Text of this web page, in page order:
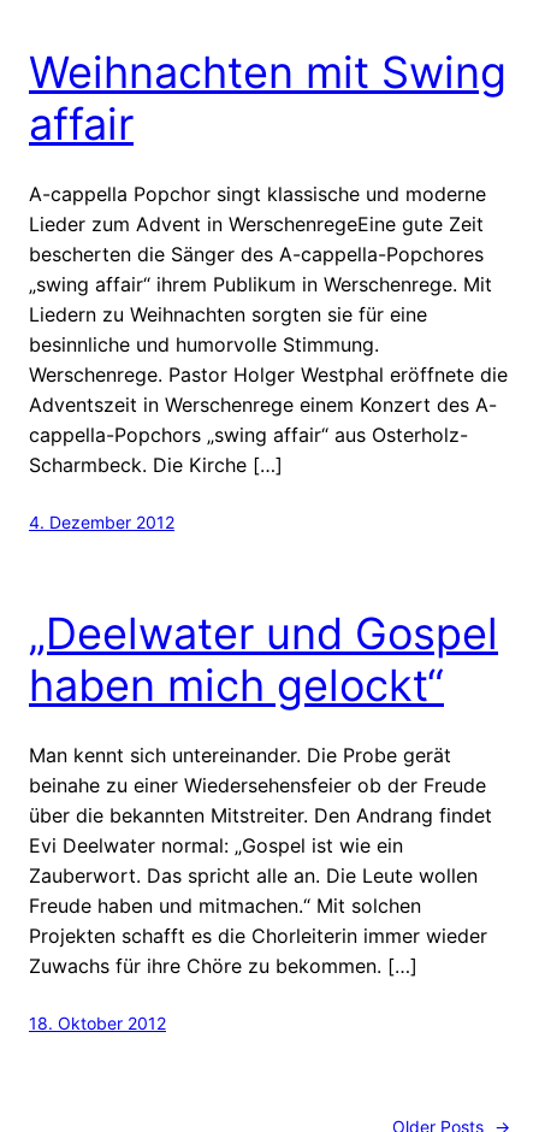
Weihnachten mit Swing
affair
A-cappella Popchor singt klassische und moderne
Lieder zum Advent in WerschenregeEine gute Zeit
bescherten die Sänger des A-cappella-Popchores
„swing affair“ ihrem Publikum in Werschenrege. Mit
Liedern zu Weihnachten sorgten sie für eine
besinnliche und humorvolle Stimmung.
Werschenrege. Pastor Holger Westphal eröffnete die
Adventszeit in Werschenrege einem Konzert des A-
cappella-Popchors „swing affair“ aus Osterholz-
Scharmbeck. Die Kirche […]
4. Dezember 2012
„Deelwater und Gospel
haben mich gelockt“
Man kennt sich untereinander. Die Probe gerät
beinahe zu einer Wiedersehensfeier ob der Freude
über die bekannten Mitstreiter. Den Andrang findet
Evi Deelwater normal: „Gospel ist wie ein
Zauberwort. Das spricht alle an. Die Leute wollen
Freude haben und mitmachen.“ Mit solchen
Projekten schafft es die Chorleiterin immer wieder
Zuwachs für ihre Chöre zu bekommen. […]
18. Oktober 2012
Older Posts →